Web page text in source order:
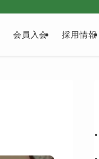
会員入会 採用情報